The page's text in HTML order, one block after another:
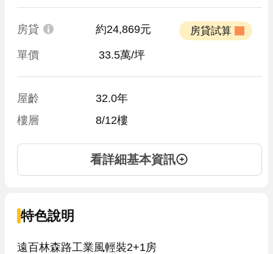
房貸 約24,869元
單價 33.5萬/坪
屋齡
32.0年
樓層
8/12樓
看詳細基本資訊
特色說明
遠百林森路工業風輕裝2+1房